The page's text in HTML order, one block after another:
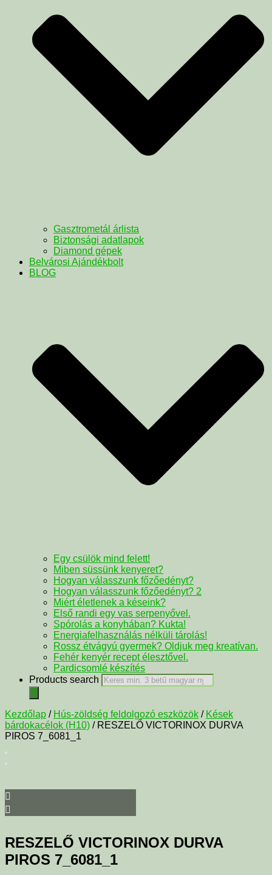
Gasztrometál árlista
Biztonsági adatlapok
Diamond gépek
Belvárosi Ajándékbolt
BLOG
Egy csülök mind felett!
Miben süssünk kenyeret?
Hogyan válasszunk főzőedényt?
Hogyan válasszunk főzőedényt? 2
Miért életlenek a késeink?
Első randi egy vas serpenyővel.
Spórolás a konyhában? Kukta!
Energiafelhasználás nélküli tárolás!
Rossz étvágyú gyermek? Oldjuk meg kreatívan.
Fehér kenyér recept élesztővel.
Pardicsomlé készítés
Products search
Kezdőlap / Hús-zöldség feldolgozó eszközök / Kések
bárdokacélok (H10) / RESZELŐ VICTORINOX DURVA
PIROS 7_6081_1
RESZELŐ VICTORINOX DURVA
PIROS 7_6081_1